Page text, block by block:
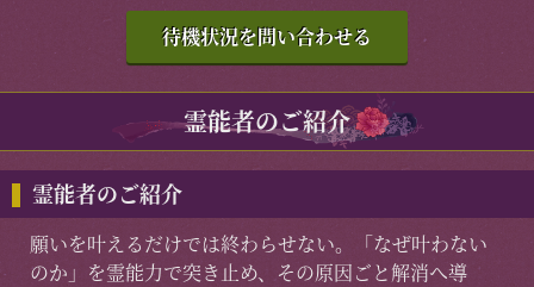
待機状況を問い合わせる
霊能者のご紹介
霊能者のご紹介
願いを叶えるだけでは終わらせない。「なぜ叶わない
のか」を霊能力で突き止め、その原因ごと解消へ導